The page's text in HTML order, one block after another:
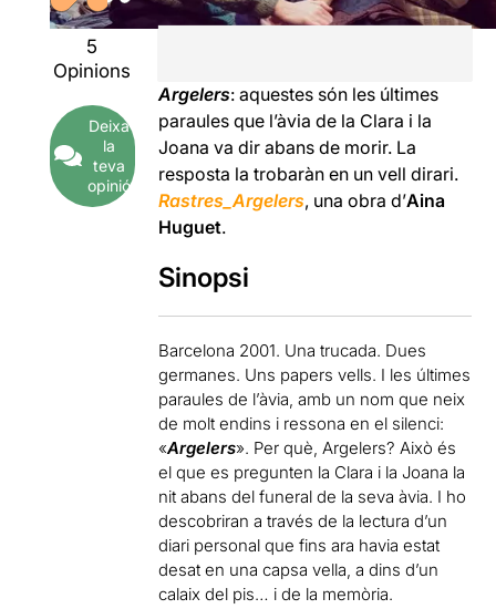
5
Opinions
Deixa
la
teva
opinió
Argelers: aquestes són les últimes
paraules que l’àvia de la Clara i la
Joana va dir abans de morir. La
resposta la trobaràn en un vell dirari.
Rastres_Argelers, una obra d’Aina
Huguet.
Sinopsi
Barcelona 2001. Una trucada. Dues
germanes. Uns papers vells. I les últimes
paraules de l’àvia, amb un nom que neix
de molt endins i ressona en el silenci:
«Argelers». Per què, Argelers? Això és
el que es pregunten la Clara i la Joana la
nit abans del funeral de la seva àvia. I ho
descobriran a través de la lectura d’un
diari personal que fins ara havia estat
desat en una capsa vella, a dins d’un
calaix del pis… i de la memòria.